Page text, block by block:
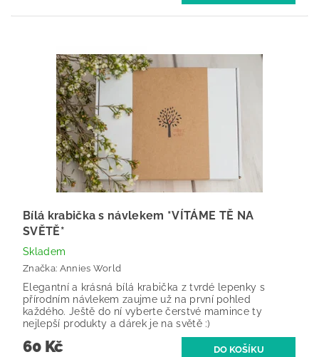
Bílá krabička s návlekem *VÍTÁME TĚ NA
SVĚTĚ*
Skladem
Značka: Annies World
Elegantní a krásná bílá krabička z tvrdé lepenky s
přírodním návlekem zaujme už na první pohled
každého. Ještě do ní vyberte čerstvé mamince ty
nejlepší produkty a dárek je na světě :)
60 Kč